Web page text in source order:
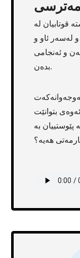
مەترسی
قوتابیان لە
و لەسەر ئاو و
و ئەنجامی
بدەن.
بتوانێت
بە
هەیە؟